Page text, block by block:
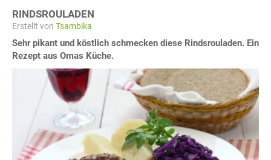
RINDSROULADEN
Erstellt von Tsambika
Sehr pikant und köstlich schmecken diese Rindsrouladen. Ein
Rezept aus Omas Küche.